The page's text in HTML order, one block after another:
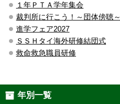
１年ＰＴＡ学年集会
裁判所に行こう！～団体傍聴～
進学フェア2027
ＳＳＨタイ海外研修結団式
救命救急職員研修
年別一覧